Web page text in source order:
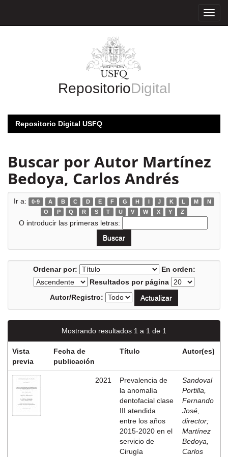
RepositorioDigital
Repositorio Digital USFQ
Buscar por Autor Martínez
Bedoya, Carlos Andrés
Ir a: 0-9 A B C D E F G H I J K L M
N
O
P Q R S T U V W X Y Z
O introducir las primeras letras:
Ordenar por:
En orden:
Resultados por página
Autor/Registro:
Mostrando resultados 1 a 1 de 1
Vista
previa
Fecha de
publicación
Título Autor(es)
2021
Prevalencia de
la anomalía
dentofacial clase
III atendida
entre los años
2015-2020 en el
servicio de
Cirugía
Sandoval
Portilla,
Fernando
José,
director;
Martínez
Bedoya,
Carlos